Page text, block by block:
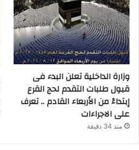
وزارة الداخلية تعلن البدء فى
قبول طلبات التقدم لحج القرع
إبتداءً من الأربعاء القادم .. تعرف
على الاجراءات
منذ 34 دقيقة